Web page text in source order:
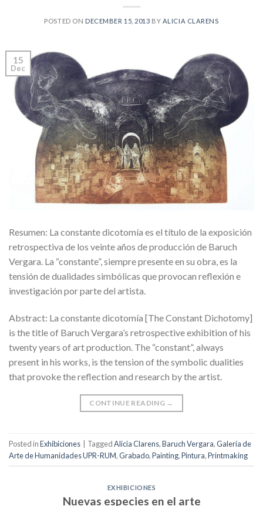
POSTED ON DECEMBER 15, 2013 BY ALICIA CLARENS
15
Dec
Resumen: La constante dicotomía es el título de la exposición
retrospectiva de los veinte años de producción de Baruch
Vergara. La “constante”, siempre presente en su obra, es la
tensión de dualidades simbólicas que provocan reflexión e
investigación por parte del artista.
Abstract: La constante dicotomía [The Constant Dichotomy]
is the title of Baruch Vergara’s retrospective exhibition of his
twenty years of art production. The “constant”, always
present in his works, is the tension of the symbolic dualities
that provoke the reflection and research by the artist.
CONTINUE READING →
Posted inExhibiciones | TaggedAlicia Clarens,Baruch Vergara,Galería de
Arte de Humanidades UPR-RUM,Grabado,Painting,Pintura,Printmaking
EXHIBICIONES
Nuevas especies en el arte